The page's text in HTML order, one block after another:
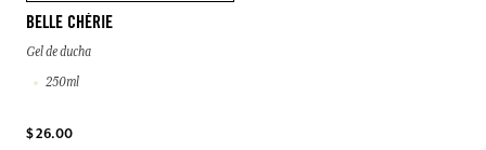
BELLE CHÉRIE
Gel de ducha
250ml
$ 26.00